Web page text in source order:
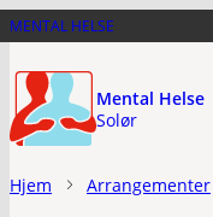
Hopp
hovedinnhold
MENTAL HELSE
Mental Helse
Solør
Hjem Arrangementer